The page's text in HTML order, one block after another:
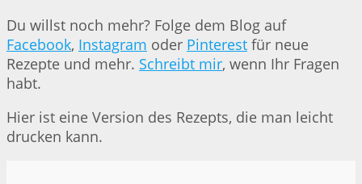
Du willst noch mehr? Folge dem Blog auf
Facebook, Instagram oder Pinterest für neue
Rezepte und mehr. Schreibt mir, wenn Ihr Fragen
habt.
Hier ist eine Version des Rezepts, die man leicht
drucken kann.